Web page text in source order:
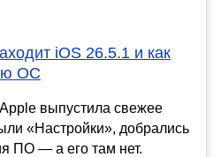
iOS 26.5.1 и как
ОС
выпустила свежее
«Настройки», добрались
ПО — а его там нет.